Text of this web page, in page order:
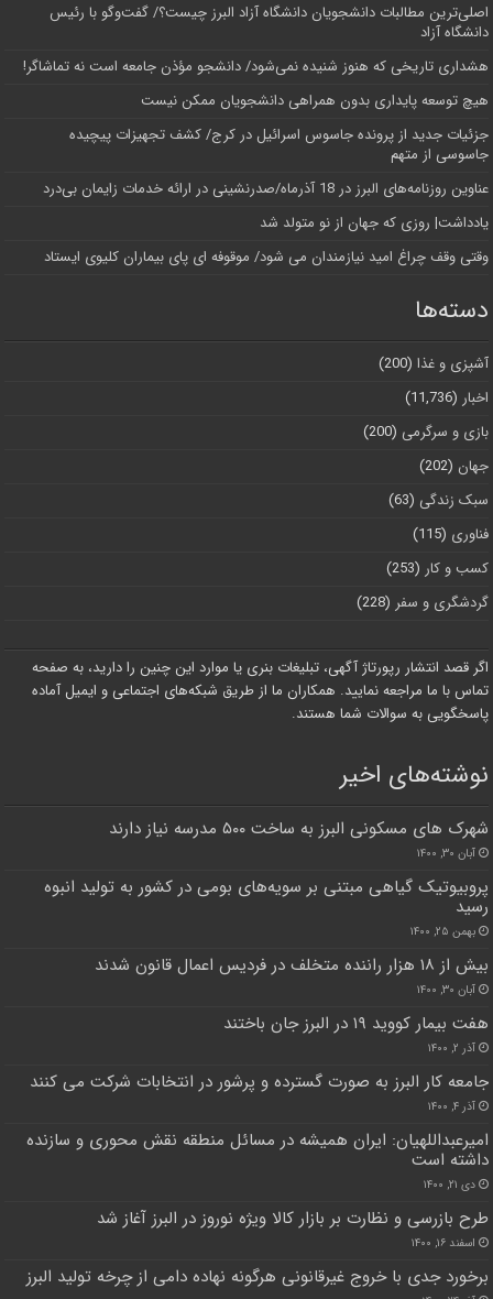
اصلی‌ترین مطالبات دانشجویان دانشگاه آزاد البرز چیست؟/ گفت‌وگو با رئیس
دانشگاه آز‌اد
هشداری تاریخی که هنوز شنیده نمی‌شود/ دانشجو مؤذن جامعه است نه تماشاگر!
هیچ توسعه پایداری بدون همراهی دانشجویان ممکن نیست
جزئیات جدید از پرونده جاسوس اسرائیل در کرج/‌ کشف تجهیزات پیچیده
جاسوسی از متهم
عناوین روزنامه‌های البرز در ‌18 آذرماه/صدرنشینی در ارائه خدمات زایمان بی‌درد
یادداشت| روزی که جهان از نو متولد شد
وقتی وقف چراغ امید نیازمندان می شود/ موقوفه ای پای بیماران کلیوی ایستاد
دسته‌ها
آشپزی و غذا (200)
اخبار (11,736)
بازی و سرگرمی (200)
جهان (202)
سبک زندگی (63)
فناوری (115)
کسب و کار (253)
گردشگری و سفر (228)
اگر قصد انتشار رپورتاژ آگهی، تبلیغات بنری یا موارد این چنین را دارید، به صفحه
تماس با ما مراجعه نمایید. همکاران ما از طریق شبکه‌های اجتماعی و ایمیل آماده
پاسخگویی به سوالات شما هستند.
نوشته‌های اخیر
شهرک های مسکونی البرز به ساخت ۵۰۰ مدرسه نیاز دارند
آبان ۳۰, ۱۴۰۰
پروبیوتیک گیاهی مبتنی بر سویه‌های بومی در کشور به تولید انبوه
رسید
بهمن ۲۵, ۱۴۰۰
بیش از ۱۸ هزار راننده متخلف در فردیس اعمال قانون شدند
آبان ۳۰, ۱۴۰۰
هفت بیمار کووید ۱۹ در البرز جان باختند
آذر ۲, ۱۴۰۰
جامعه کار البرز به صورت گسترده و پرشور در انتخابات شرکت می کنند
آذر ۴, ۱۴۰۰
امیرعبداللهیان: ایران همیشه در مسائل منطقه نقش محوری و سازنده
داشته است
دی ۲۱, ۱۴۰۰
طرح بازرسی و نظارت بر بازار کالا ویژه نوروز در البرز آغاز شد
اسفند ۱۶, ۱۴۰۰
برخورد جدی با خروج غیرقانونی هرگونه نهاده دامی از چرخه تولید البرز